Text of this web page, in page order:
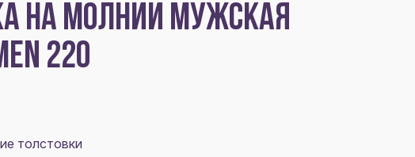
НА МОЛНИИ МУЖСКАЯ
220
толстовки